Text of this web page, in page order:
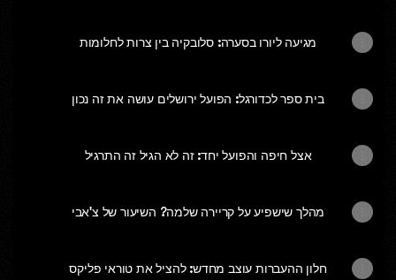
מגיעה ליורו בסערה: סלובקיה בין צרות לחלומות
בית ספר לכדורגל: הפועל ירושלים עושה את זה נכון
אצל חיפה והפועל יחד: זה לא הגיל זה התרגיל
מהלך שישפיע על קריירה שלמה? השיעור של צ'אבי
חלון ההעברות עוצב מחדש: להציל את טוראי פליקס